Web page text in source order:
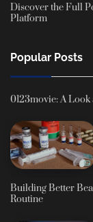
Discover the Full
Platform
Popular Posts
0123movie: A
Building Better
Routine